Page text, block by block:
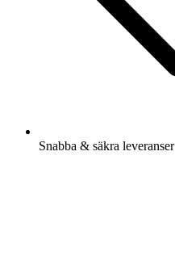
Snabba & säkra leveranser